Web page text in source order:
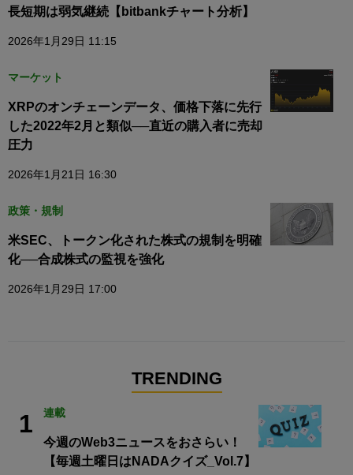
長短期は弱気継続【bitbankチャート分析】
2026年1月29日 11:15
マーケット
XRPのオンチェーンデータ、価格下落に先行
した2022年2月と類似──直近の購入者に売却
圧力
2026年1月21日 16:30
政策・規制
米SEC、トークン化された株式の規制を明確
化──合成株式の監視を強化
2026年1月29日 17:00
TRENDING
1 連載
今週のWeb3ニュースをおさらい！
【毎週土曜日はNADAクイズ_Vol.7】